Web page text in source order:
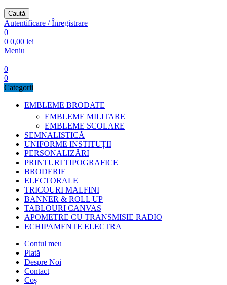
Caută
Autentificare / Înregistrare
0
0 0,00 lei
Meniu
0
0
Categorii
EMBLEME BRODATE
EMBLEME MILITARE
EMBLEME SCOLARE
SEMNALISTICĂ
UNIFORME INSTITUȚII
PERSONALIZĂRI
PRINTURI TIPOGRAFICE
BRODERIE
ELECTORALE
TRICOURI MALFINI
BANNER & ROLL UP
TABLOURI CANVAS
APOMETRE CU TRANSMISIE RADIO
ECHIPAMENTE ELECTRA
Contul meu
Plată
Despre Noi
Contact
Coș